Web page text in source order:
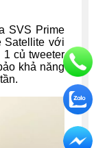
SVS Prime
Satellite với
củ tweeter
khả năng